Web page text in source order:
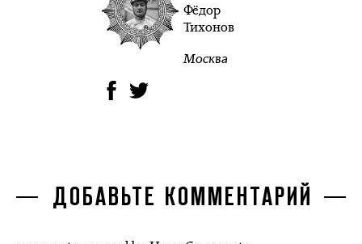
Фёдор
Тихонов
Москва
ДОБАВЬТЕ КОММЕНТАРИЙ